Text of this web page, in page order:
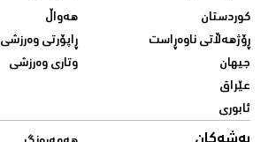
کوردستان
ڕۆژهەڵاتی ناوەڕاست
جیهان
عێراق
ئابوری
هەواڵ
ڕاپۆرتی وەرزشی
وتاری وەرزشی